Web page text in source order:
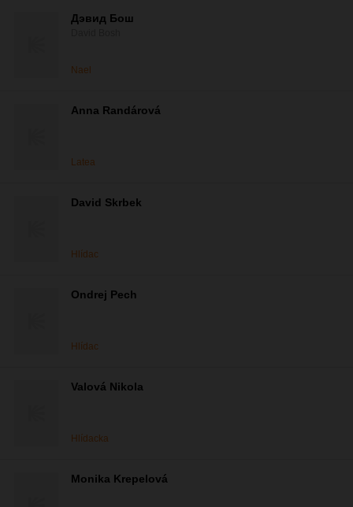
Дэвид Бош
Nael
Anna Randárová
Latea
David Skrbek
Hlídac
Ondrej Pech
Hlídac
Valová Nikola
Hlídacka
Monika Krepelová